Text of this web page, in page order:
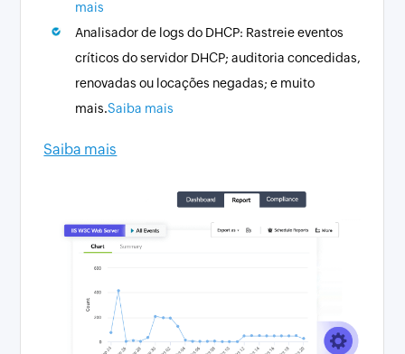
mais
Analisador de logs do DHCP: Rastreie eventos
críticos do servidor DHCP; auditoria concedidas,
renovadas ou locações negadas; e muito
mais.Saiba mais
Saiba mais